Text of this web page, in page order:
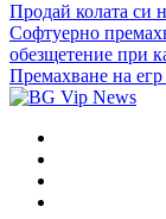
Продай колата си
Софтуерно
обезщетение при
Премахване на егр